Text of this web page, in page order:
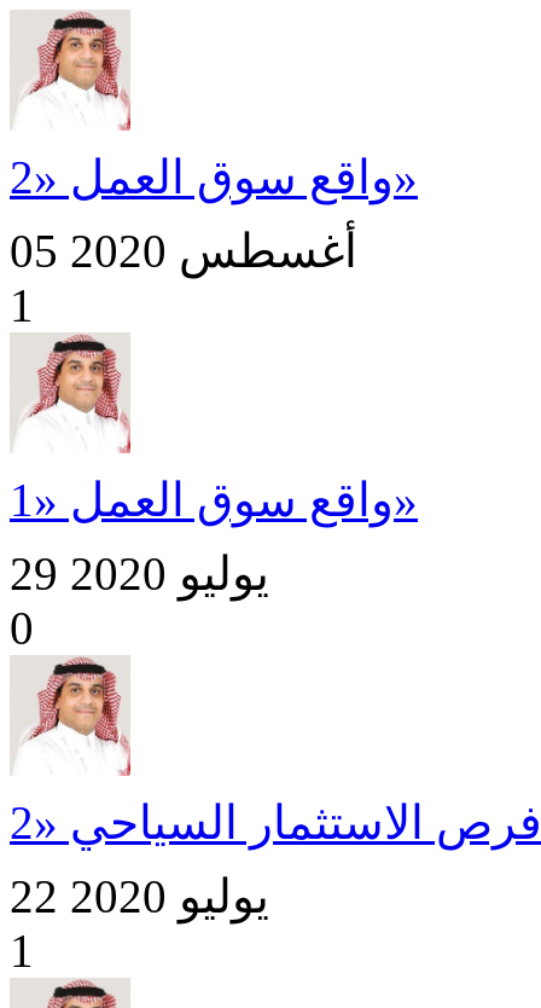
واقع سوق العمل «2»
05 أغسطس 2020
1
واقع سوق العمل «1»
29 يوليو 2020
0
22 يوليو 2020
1